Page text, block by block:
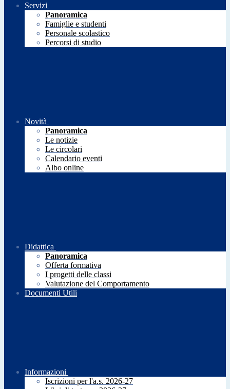
Servizi
Panoramica
Famiglie e studenti
Personale scolastico
Percorsi di studio
Novità
Panoramica
Le notizie
Le circolari
Calendario eventi
Albo online
Didattica
Panoramica
Offerta formativa
I progetti delle classi
Valutazione del Comportamento
Documenti Utili
Informazioni
Iscrizioni per l'a.s. 2026-27